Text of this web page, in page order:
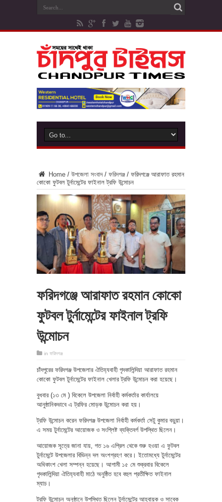
Home / উপজেলা সংবাদ / ফরিদগঞ্জ / ফরিদগঞ্জে আরাফাত রহমান
কোকো ফুটবল টুর্নামেন্টের ফাইনাল ট্রফি উন্মোচন
ফরিদগঞ্জে আরাফাত রহমান কোকো
ফুটবল টুর্নামেন্টের ফাইনাল ট্রফি
উন্মোচন
in ফরিদগঞ্জ
চাঁদপুরের ফরিদগঞ্জ উপজেলার ঐতিহ্যবাহী গৃদকালিন্দিয়া আরাফাত রহমান
কোকো ফুটবল টুর্নামেন্টের ফাইনাল খেলার ট্রফি উন্মোচন করা হয়েছে।
বুধবার (১৩ মে ) বিকেলে উপজেলা নির্বাহী কর্মকর্তার কার্যালয়ে
আনুষ্ঠানিকভাবে এ ট্রফির মোড়ক উন্মোচন করা হয়।
ট্রফি উন্মোচন করেন ফরিদগঞ্জ উপজেলা নির্বাহী কর্মকর্তা সেটু কুমার বড়ুয়া।
এ সময় টুর্নামেন্টের আয়োজক ও সংশ্লিষ্ট ব্যক্তিবর্গ উপস্থিত ছিলেন।
আয়োজক সূত্রে জানা যায়, গত ১৬ এপ্রিল থেকে শুরু হওয়া এ ফুটবল
টুর্নামেন্টে উপজেলার বিভিন্ন দল অংশগ্রহণ করে। ইতোমধ্যে টুর্নামেন্টের
অধিকাংশ খেলা সম্পন্ন হয়েছে। আগামী ১৫ মে শুক্রবার বিকেলে
গৃদকালিন্দিয়া ঐতিহ্যবাহী মাঠে অনুষ্ঠিত হবে বহুল প্রতীক্ষিত ফাইনাল
ম্যাচ।
ট্রফি উন্মোচন অনুষ্ঠানে উপস্থিত ছিলেন টুর্নামেন্টের আহ্বায়ক ও সাবেক